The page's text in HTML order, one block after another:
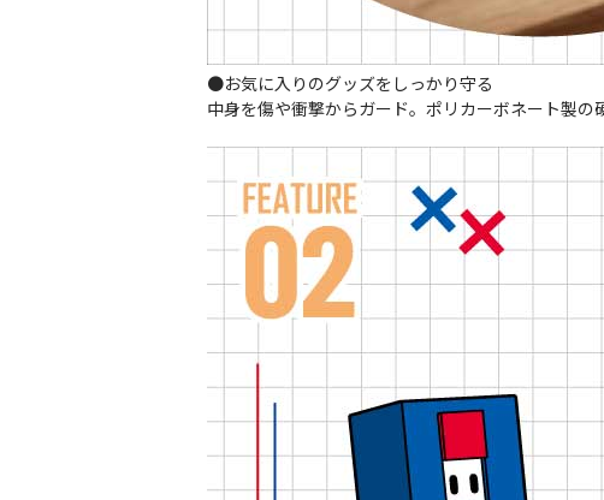
●お気に入りのグッズをしっかり守る
中身を傷や衝撃からガード。ポリカーボネート製の